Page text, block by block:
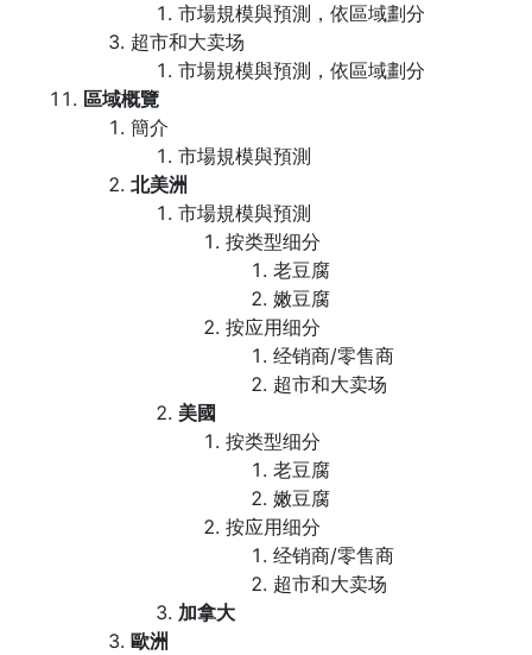
市場規模與預測，依區域劃分
超市和大卖场
市場規模與預測，依區域劃分
區域概覽
簡介
市場規模與預測
北美洲
市場規模與預測
按类型细分
老豆腐
嫩豆腐
按应用细分
经销商/零售商
超市和大卖场
美國
按类型细分
老豆腐
嫩豆腐
按应用细分
经销商/零售商
超市和大卖场
加拿大
歐洲